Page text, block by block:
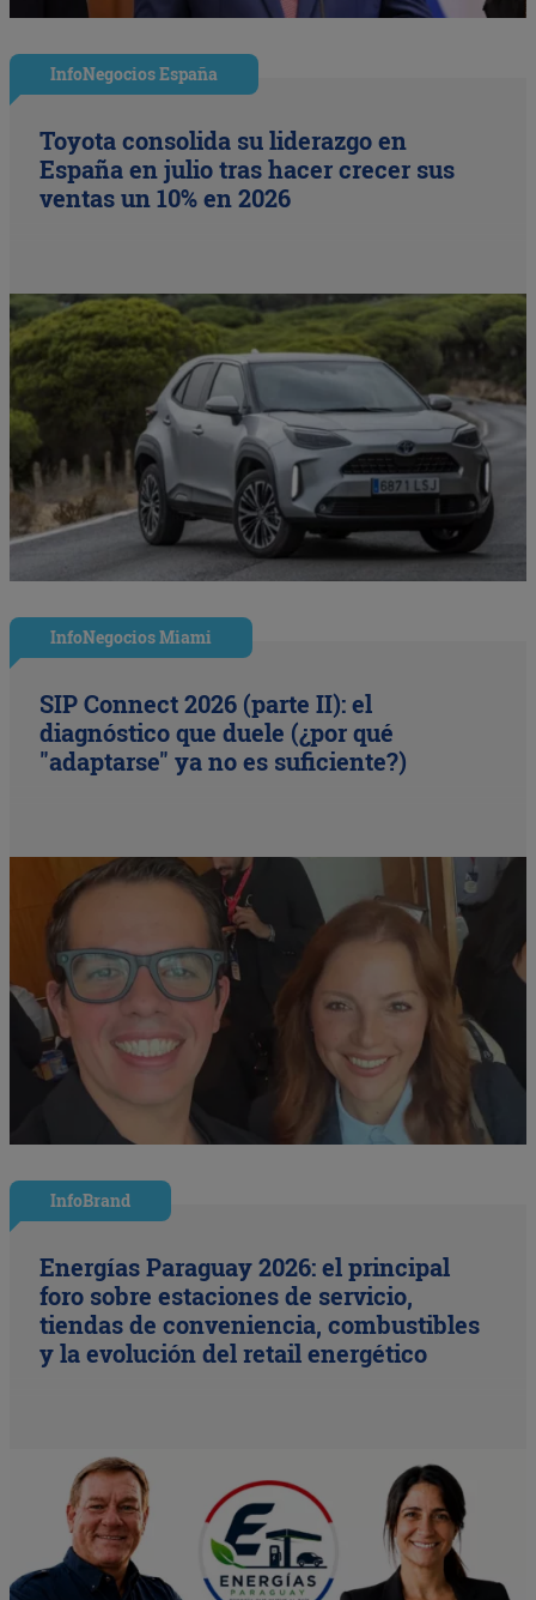
InfoNegocios España
Toyota consolida su liderazgo en
España en julio tras hacer crecer sus
ventas un 10% en 2026
InfoNegocios Miami
SIP Connect 2026 (parte II): el
diagnóstico que duele (¿por qué
"adaptarse" ya no es suficiente?)
InfoBrand
Energías Paraguay 2026: el principal
foro sobre estaciones de servicio,
tiendas de conveniencia, combustibles
y la evolución del retail energético